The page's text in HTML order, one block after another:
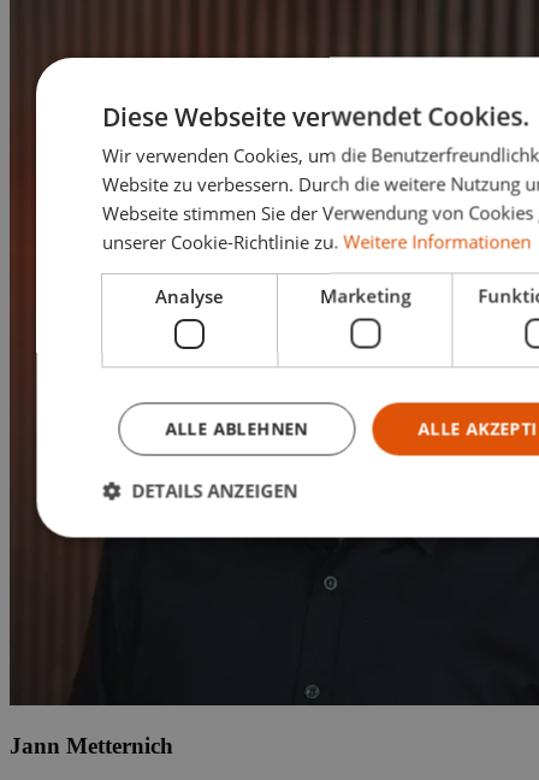
Jann Metternich
Diese Webseite verwendet Cookies.
Wir verwenden Cookies, um die
Website zu verbessern. Durch die weitere Nutzung
Webseite stimmen Sie der Verwendung von Cookies
unserer Cookie-Richtlinie zu.Weitere Informationen
Analyse Marketing
ALLE
ALLE ABLEHNEN
DETAILS ANZEIGEN